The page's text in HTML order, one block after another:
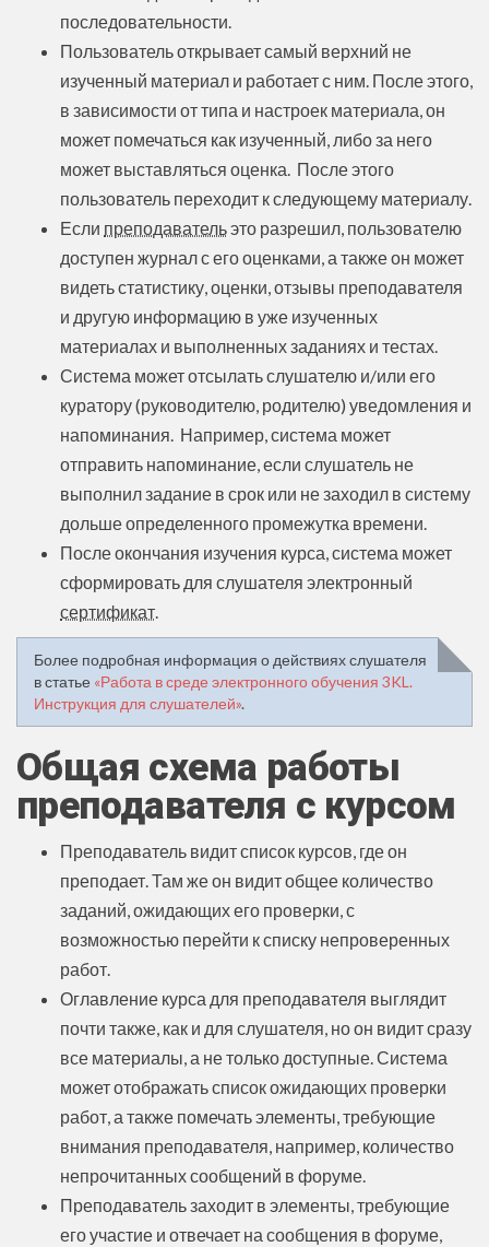
последовательности.
Пользователь открывает самый верхний не
изученный материал и работает с ним. После этого,
в зависимости от типа и настроек материала, он
может помечаться как изученный, либо за него
может выставляться оценка. После этого
пользователь переходит к следующему материалу.
Если преподавательэто разрешил, пользователю
доступен журнал с его оценками, а также он может
видеть статистику, оценки, отзывы преподавателя
и другую информацию в уже изученных
материалах и выполненных заданиях и тестах.
Система может отсылать слушателю и/или его
куратору (руководителю, родителю) уведомления и
напоминания. Например, система может
отправить напоминание, если слушатель не
выполнил задание в срок или не заходил в систему
дольше определенного промежутка времени.
После окончания изучения курса, система может
сформировать для слушателя электронный
сертификат.
Более подробная информация о действиях слушателя
в статье «Работа в среде электронного обучения 3KL.
Инструкция для слушателей».
Общая схема работы
преподавателя с курсом
Преподаватель видит список курсов, где он
преподает. Там же он видит общее количество
заданий, ожидающих его проверки, с
возможностью перейти к списку непроверенных
работ.
Оглавление курса для преподавателя выглядит
почти также, как и для слушателя, но он видит сразу
все материалы, а не только доступные. Система
может отображать список ожидающих проверки
работ, а также помечать элементы, требующие
внимания преподавателя, например, количество
непрочитанных сообщений в форуме.
Преподаватель заходит в элементы, требующие
его участие и отвечает на сообщения в форуме,